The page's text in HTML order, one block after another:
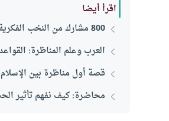
اقرأ أيضا
800 مشارك من النخب الفكرية والأكاديمية في مؤتمر الدوحة للمناظرة والحوار
العرب وعلم المناظرة:
قصة أول مناظرة بين
محاضرة: كيف نفهم تأثير